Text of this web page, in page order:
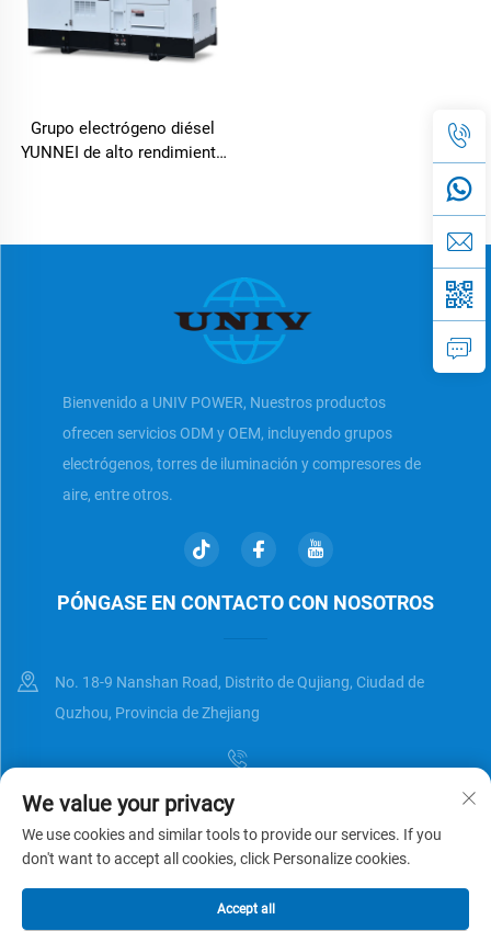
Grupo electrógeno diésel
YUNNEI de alto rendimiento
Bienvenido a UNIV POWER, Nuestros productos
ofrecen servicios ODM y OEM, incluyendo grupos
electrógenos, torres de iluminación y compresores de
aire, entre otros.
PÓNGASE EN CONTACTO CON NOSOTROS
No. 18-9 Nanshan Road, Distrito de Qujiang, Ciudad de
Quzhou, Provincia de Zhejiang
[email protected]
Derechos de autor © Zhejiang Universal Trading Co.,Ltd. Reservados
Política de privacidad
We value your privacy
We use cookies and similar tools to provide our services. If you
don't want to accept all cookies, click Personalize cookies.
Accept all